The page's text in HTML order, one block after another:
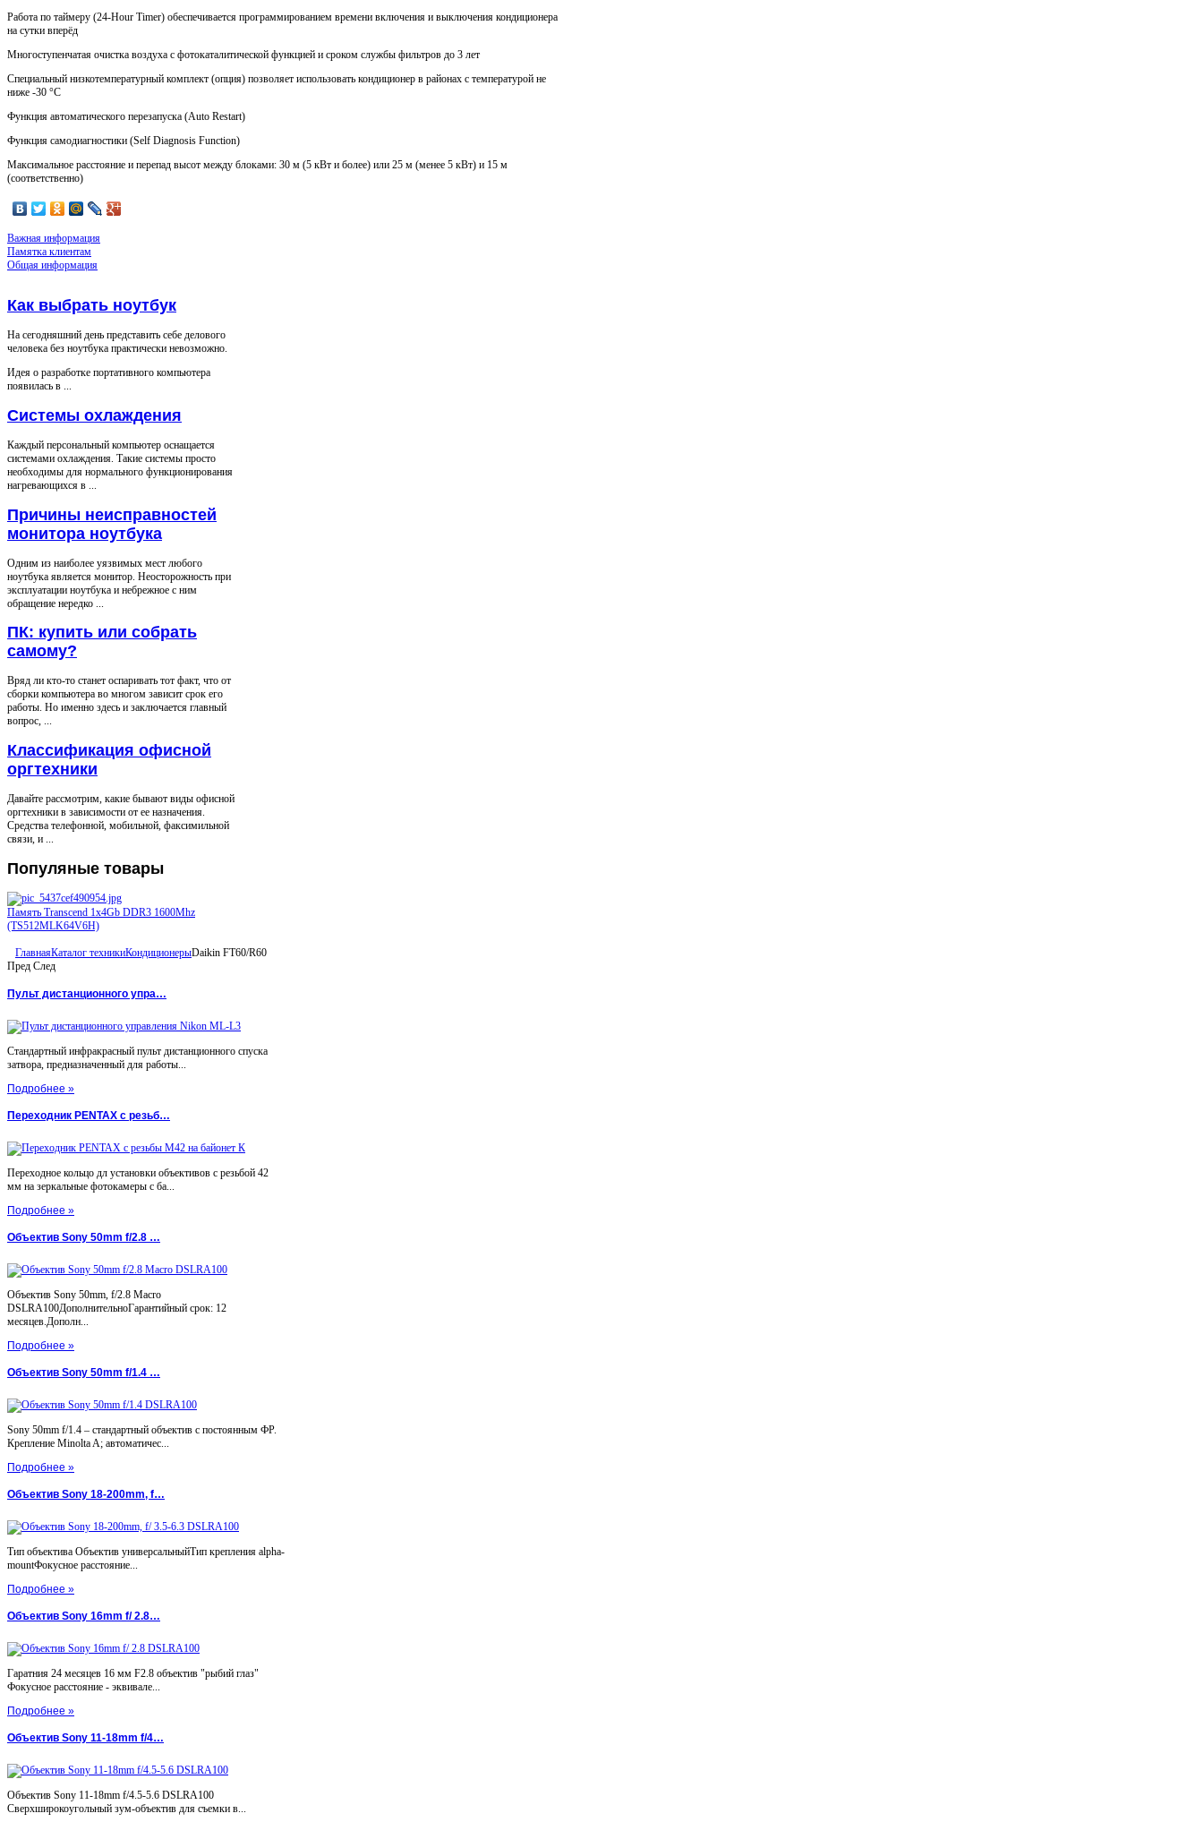
Работа по таймеру (24-Hour Timer) обеспечивается программированием времени включения и выключения кондиционера
на сутки вперёд
Многоступенчатая очистка воздуха с фотокаталитической функцией и сроком службы фильтров до 3 лет
Специальный низкотемпературный комплект (опция) позволяет использовать кондиционер в районах с температурой не
ниже -30 °С
Функция автоматического перезапуска (Auto Restart)
Функция самодиагностики (Self Diagnosis Function)
Максимальное расстояние и перепад высот между блоками: 30 м (5 кВт и более) или 25 м (менее 5 кВт) и 15 м
(соответственно)
Важная информация
Памятка клиентам
Общая информация
Как выбрать ноутбук
На сегодняшний день представить себе делового
человека без ноутбука практически невозможно.
Идея о разработке портативного компьютера
появилась в ...
Системы охлаждения
Каждый персональный компьютер оснащается
системами охлаждения. Такие системы просто
необходимы для нормального функционирования
нагревающихся в ...
Причины неисправностей
монитора ноутбука
Одним из наиболее уязвимых мест любого
ноутбука является монитор. Неосторожность при
эксплуатации ноутбука и небрежное с ним
обращение нередко ...
ПК: купить или собрать
самому?
Вряд ли кто-то станет оспаривать тот факт, что от
сборки компьютера во многом зависит срок его
работы. Но именно здесь и заключается главный
вопрос, ...
Классификация офисной
оргтехники
Давайте рассмотрим, какие бывают виды офисной
оргтехники в зависимости от ее назначения.
Средства телефонной, мобильной, факсимильной
связи, и ...
Популяные товары
Память Transcend 1x4Gb DDR3 1600Mhz
(TS512MLK64V6H)
ГлавнаяКаталог техникиКондиционерыDaikin FT60/R60
Пред След
Пульт дистанционного упра…
Стандартный инфракрасный пульт дистанционного спуска
затвора, предназначенный для работы...
Подробнее »
Переходник PENTAX с резьб…
Переходное кольцо дл установки объективов с резьбой 42
мм на зеркальные фотокамеры с ба...
Подробнее »
Объектив Sony 50mm f/2.8 …
Объектив Sony 50mm, f/2.8 Macro
DSLRA100ДополнительноГарантийный срок: 12
месяцев.Дополн...
Подробнее »
Объектив Sony 50mm f/1.4 …
Sony 50mm f/1.4 – стандартный объектив с постоянным ФР.
Крепление Minolta A; автоматичес...
Подробнее »
Объектив Sony 18-200mm, f…
Тип объектива Объектив универсальныйТип крепления alpha-
mountФокусное расстояние...
Подробнее »
Объектив Sony 16mm f/ 2.8…
Гаратния 24 месяцев 16 мм F2.8 объектив "рыбий глаз"
Фокусное расстояние - эквивале...
Подробнее »
Объектив Sony 11-18mm f/4…
Объектив Sony 11-18mm f/4.5-5.6 DSLRA100
Сверхширокоугольный зум-объектив для съемки в...